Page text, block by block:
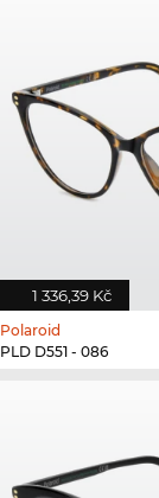
1 336,39 Kč
Polaroid
PLD D551 - 086